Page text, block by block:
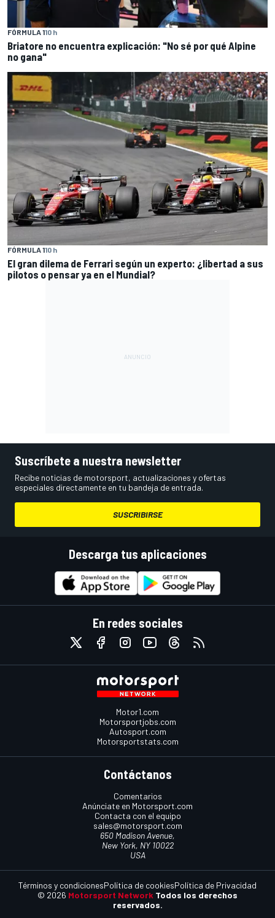
FÓRMULA 110 h
Briatore no encuentra explicación: "No sé por qué Alpine
no gana"
FÓRMULA 110 h
El gran dilema de Ferrari según un experto: ¿libertad a sus
pilotos o pensar ya en el Mundial?
Suscríbete a nuestra newsletter
Recibe noticias de motorsport, actualizaciones y ofertas
especiales directamente en tu bandeja de entrada.
SUSCRIBIRSE
Descarga tus aplicaciones
En redes sociales
Motor1.com
Motorsportjobs.com
Autosport.com
Motorsportstats.com
Contáctanos
Comentarios
Anúnciate en Motorsport.com
Contacta con el equipo
sales@motorsport.com
650 Madison Avenue,
New York, NY 10022
USA
© 2026 Motorsport Network Todos los derechos
reservados.
Términos y condicionesPolítica de cookiesPolítica de Privacidad